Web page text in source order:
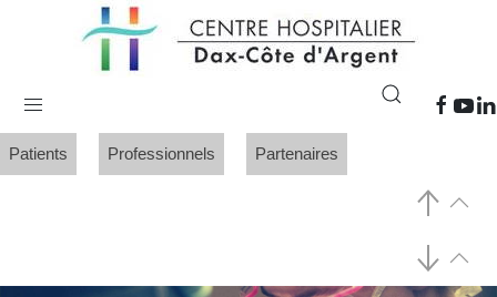
Patients Professionnels Partenaires